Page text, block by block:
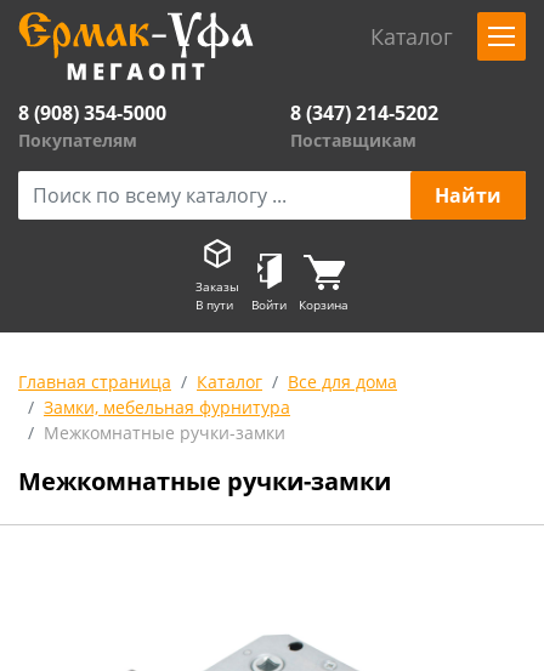
Каталог
8 (908) 354-5000
Покупателям
8 (347) 214-5202
Поставщикам
Заказы
В пути
Войти Корзина
Главная страница Каталог
Все для дома
Замки, мебельная фурнитура
Межкомнатные ручки-замки
Межкомнатные ручки-замки